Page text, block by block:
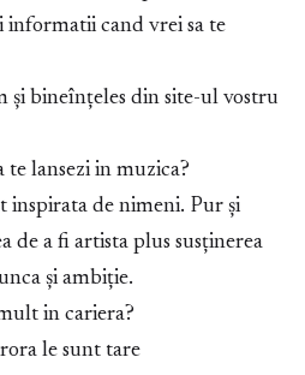
cand vrei sa te
și bineînțeles din site-ul vostru
te lansezi in muzica?
inspirata de nimeni. Pur și
de a fi artista plus susținerea
și ambiție.
in cariera?
le sunt tare